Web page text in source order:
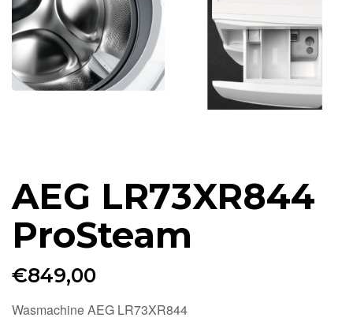
AEG LR73XR844
ProSteam
€849,00
Wasmachine AEG LR73XR844